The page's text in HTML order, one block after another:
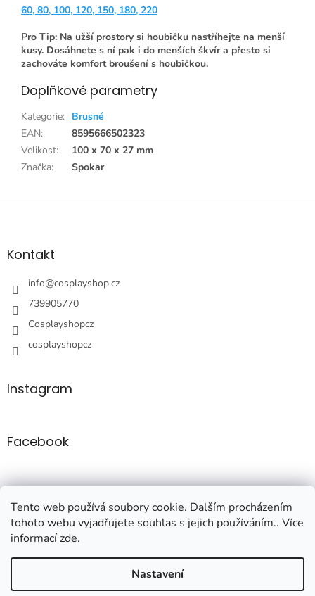
Tento web používá soubory cookie. Dalším procházením
tohoto webu vyjadřujete souhlas s jejich používáním.. Více
informacízde.
Nastavení
60, 80, 100, 120, 150, 180, 220
Pro Tip: Na užší prostory si houbičku nastříhejte na menší
kusy. Dosáhnete s ní pak i do menších škvír a přesto si
zachováte komfort broušení s houbičkou.
Doplňkové parametry
Kategorie: Brusné
EAN:
8595666502323
Velikost:
100 x 70 x 27 mm
Značka: Spokar
Z
aKontakt
info@cosplayshop.cz
739905770
Cosplayshopcz
cosplayshopcz
Instagram
Facebook